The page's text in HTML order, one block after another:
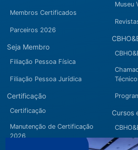
Membros Certificados
Parceiros 2026
Seja Membro
Filiação Pessoa Física
Filiação Pessoa Jurídica
Certificação
Certificação
Manutenção de Certificação
2026
Museu
Cursos
Cursos